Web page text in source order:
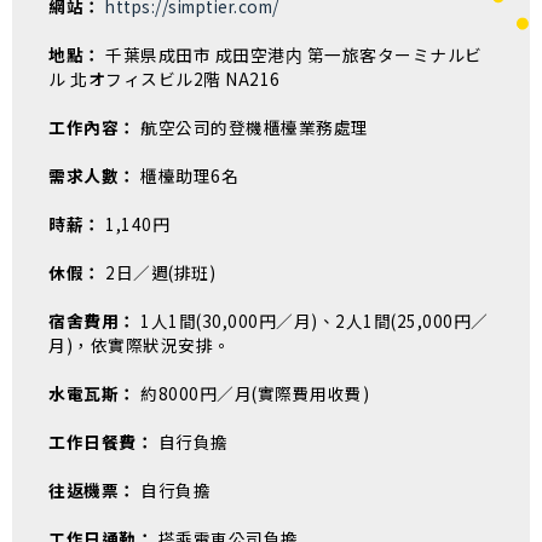
網站： https://simptier.com/
地點： 千葉県成田市 成田空港内 第一旅客ターミナルビ
ル 北オフィスビル2階 NA216
工作內容： 航空公司的登機櫃檯業務處理
需求人數： 櫃檯助理6名
時薪： 1,140円
休假： 2日／週(排班)
宿舍費用： 1人1間(30,000円／月)、2人1間(25,000円／
月)，依實際狀況安排。
水電瓦斯： 約8000円／月(實際費用收費)
工作日餐費： 自行負擔
往返機票： 自行負擔